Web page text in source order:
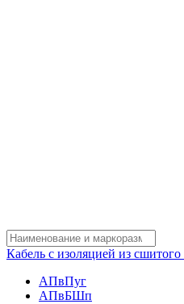
Кабель с изоляцией из сшитого
АПвПуг
АПвБШп